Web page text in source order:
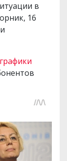
в
16
графики